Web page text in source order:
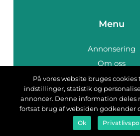
Menu
Annonsering
Om oss
Cookies
Kontakta oss
Sitemap
På vores website bruges
indstillinger, statistik og
annoncer. Denne information deles
fortsat brug af websiden godkender
Ok